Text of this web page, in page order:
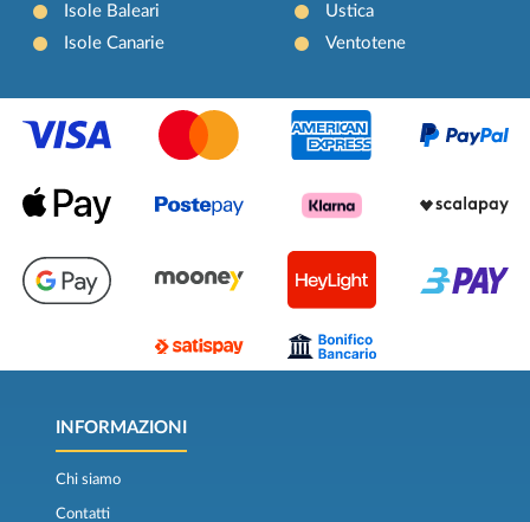
Isole Baleari
Isole Canarie
Ustica
Ventotene
INFORMAZIONI
Chi siamo
Contatti